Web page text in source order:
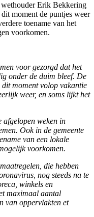
Erik Bekkering
moment de puntjes weer
toename van het
voorkomen.
voor gezorgd dat het
onder de duim bleef. De
moment volop vakantie
weer, en soms lijkt het
afgelopen weken in
Ook in de gemeente
van een lokale
voorkomen.
die hebben
nog steeds na te
winkels en
maximaal aantal
van oppervlakten et